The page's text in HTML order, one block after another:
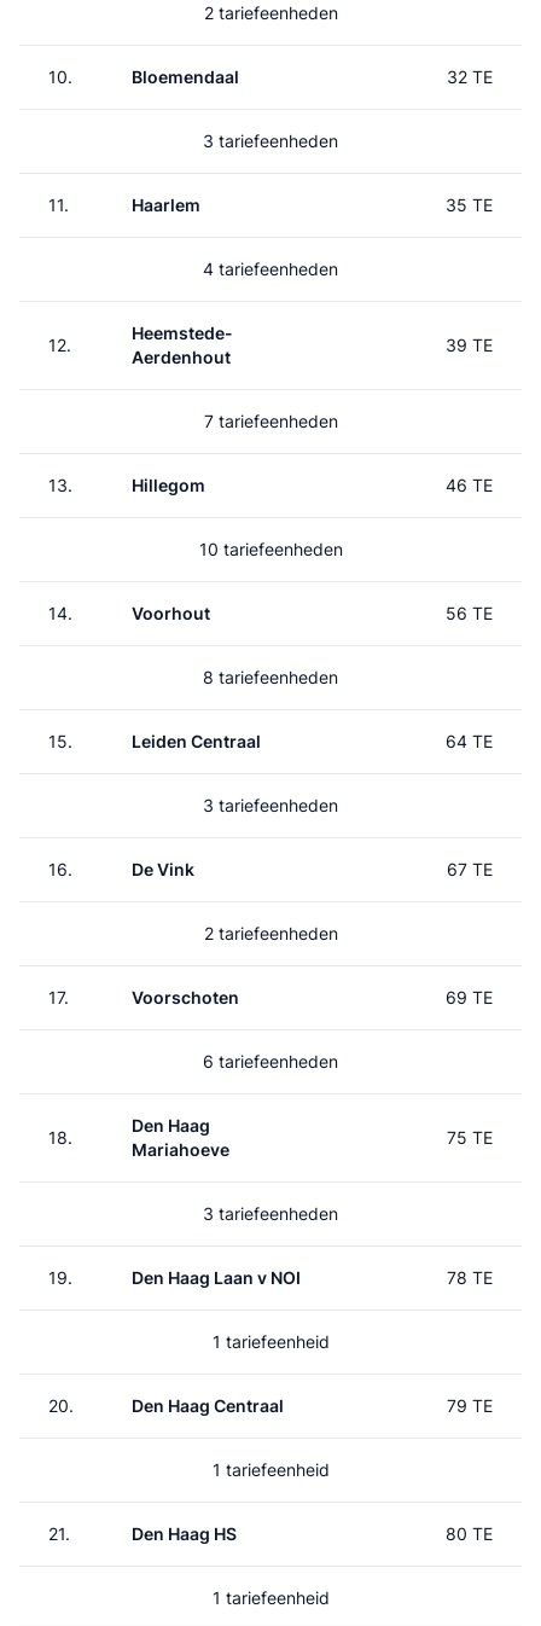
2 tariefeenheden
10. Bloemendaal 32 TE
3 tariefeenheden
11. Haarlem 35 TE
4 tariefeenheden
12.
Heemstede-
Aerdenhout
39 TE
7 tariefeenheden
13. Hillegom 46 TE
10 tariefeenheden
14. Voorhout 56 TE
8 tariefeenheden
15. Leiden Centraal 64 TE
3 tariefeenheden
16. De Vink 67 TE
2 tariefeenheden
17. Voorschoten 69 TE
6 tariefeenheden
18.
Den Haag
Mariahoeve
75 TE
3 tariefeenheden
19. Den Haag Laan v NOI 78 TE
1 tariefeenheid
20. Den Haag Centraal 79 TE
1 tariefeenheid
21. Den Haag HS 80 TE
1 tariefeenheid